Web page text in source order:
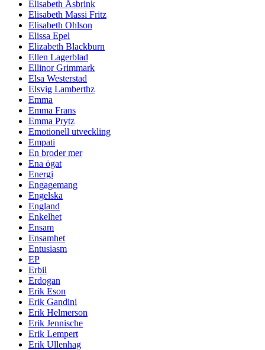
Elisabeth Åsbrink
Elisabeth Massi Fritz
Elisabeth Ohlson
Elissa Epel
Elizabeth Blackburn
Ellen Lagerblad
Ellinor Grimmark
Elsa Westerstad
Elsvig Lamberthz
Emma
Emma Frans
Emma Prytz
Emotionell utveckling
Empati
En broder mer
Ena ögat
Energi
Engagemang
Engelska
England
Enkelhet
Ensam
Ensamhet
Entusiasm
EP
Erbil
Erdogan
Erik Eson
Erik Gandini
Erik Helmerson
Erik Jennische
Erik Lempert
Erik Ullenhag